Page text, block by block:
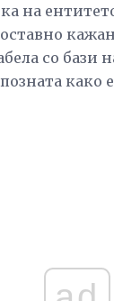
на
со бази
како